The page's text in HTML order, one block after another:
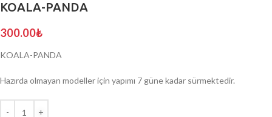
KOALA-PANDA
300.00₺
KOALA-PANDA
Hazırda olmayan modeller için yapımı 7 güne kadar sürmektedir.